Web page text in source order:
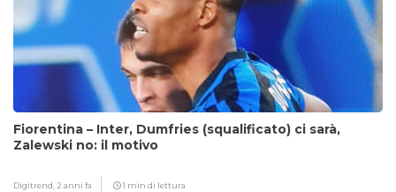
Fiorentina – Inter, Dumfries (squalificato) ci sarà,
Zalewski no: il motivo
Digitrend, 2 anni fa 1 min di lettura